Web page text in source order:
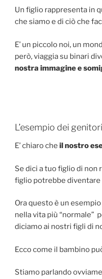
Un figlio rappresenta in
che siamo e di ciò che
E’ un piccolo noi, un
però, viaggia su binari
nostra immagine e
L’esempio dei genitori
E’ chiaro che il nostro
Se dici a tuo figlio di non
figlio potrebbe diventare
Ora questo è un
nella vita più “normale”
diciamo ai nostri figli di
Ecco come il bambino
Stiamo parlando